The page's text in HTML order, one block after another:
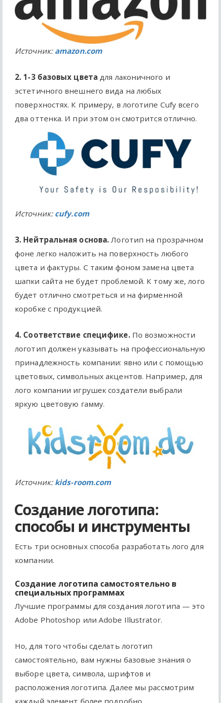
Источник: amazon.com
2. 1-3 базовых цвета для лаконичного и
эстетичного внешнего вида на любых
поверхностях. К примеру, в логотипе Cufy всего
два оттенка. И при этом он смотрится отлично.
Источник: cufy.com
3. Нейтральная основа.Логотип на прозрачном
фоне легко наложить на поверхность любого
цвета и фактуры. С таким фоном замена цвета
шапки сайта не будет проблемой. К тому же, лого
будет отлично смотреться и на фирменной
коробке с продукцией.
4. Соответствие специфике.По возможности
логотип должен указывать на профессиональную
принадлежность компании: явно или с помощью
цветовых, символьных акцентов. Например, для
лого компании игрушек создатели выбрали
яркую цветовую гамму.
Источник: kids-room.com
Создание логотипа:
способы и инструменты
Есть три основных способа разработать лого для
компании.
Создание логотипа самостоятельно в
специальных программах
Лучшие программы для создания логотипа — это
Adobe Photoshop или Adobe Illustrator.
Но, для того чтобы сделать логотип
самостоятельно, вам нужны базовые знания о
выборе цвета, символа, шрифтов и
расположения логотипа. Далее мы рассмотрим